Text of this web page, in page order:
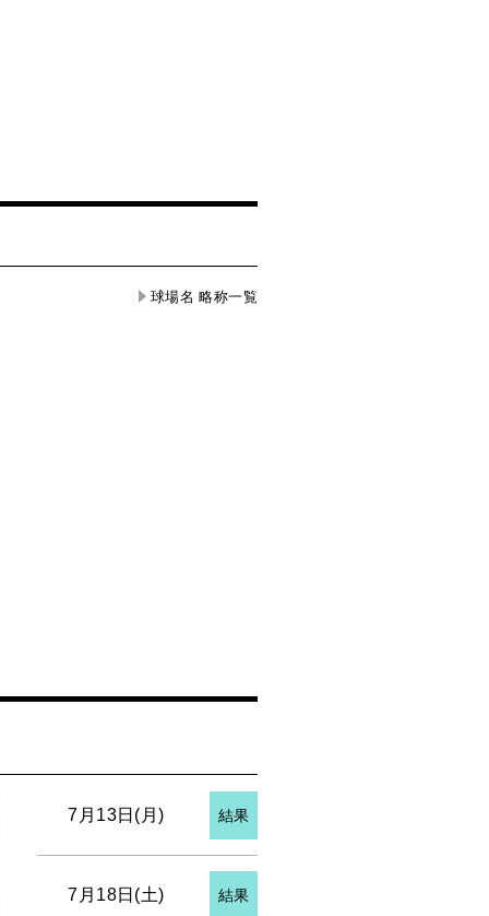
球場名 略称一覧
7月13日(月) 結果
7月18日(土) 結果